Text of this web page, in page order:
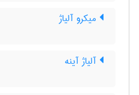
میکرو آلیاژ
آلیاژ آینه